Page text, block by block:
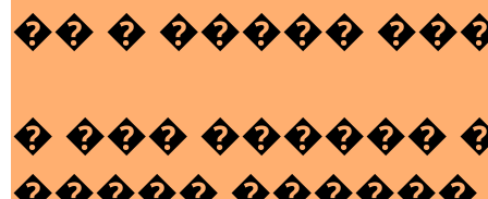
�� � �����
� ��� ������